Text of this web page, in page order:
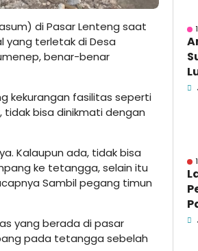
di Pasar Lenteng saat
yang terletak di Desa
benar-benar
kekurangan fasilitas seperti
tidak bisa dinikmati dengan
Kalaupun ada, tidak bisa
ke tetangga, selain itu
Sambil pegang timun
yang berada di pasar
pada tetangga sebelah